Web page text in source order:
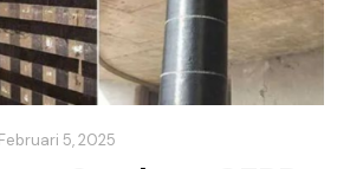
Februari 5, 2025